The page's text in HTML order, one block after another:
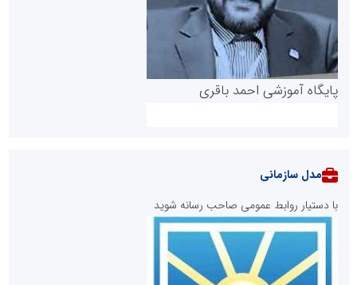
پایگاه آموزشی احمد باقری
مدل سازمانی
با دستیار روابط عمومی صاحب رسانه شوید